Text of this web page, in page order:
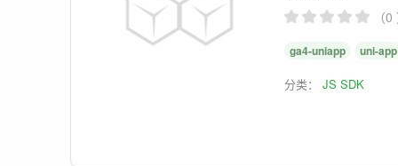
（
ga4-uniapp uni-app
分类：JS SDK